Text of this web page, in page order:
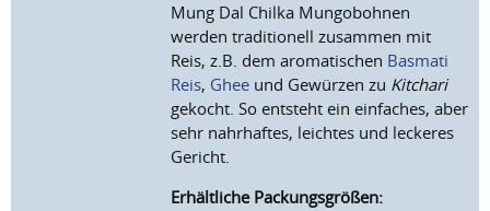
Mung Dal Chilka Mungobohnen
werden traditionell zusammen mit
Reis, z.B. dem aromatischen Basmati
Reis, Ghee und Gewürzen zu Kitchari
gekocht. So entsteht ein einfaches, aber
sehr nahrhaftes, leichtes und leckeres
Gericht.
Erhältliche Packungsgrößen: